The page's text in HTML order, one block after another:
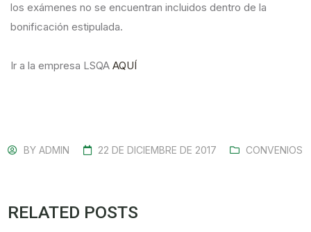
los exámenes no se encuentran incluidos dentro de la
bonificación estipulada.
Ir a la empresa LSQA AQUÍ
BYADMIN 22 DE DICIEMBRE DE 2017 CONVENIOS
RELATED POSTS